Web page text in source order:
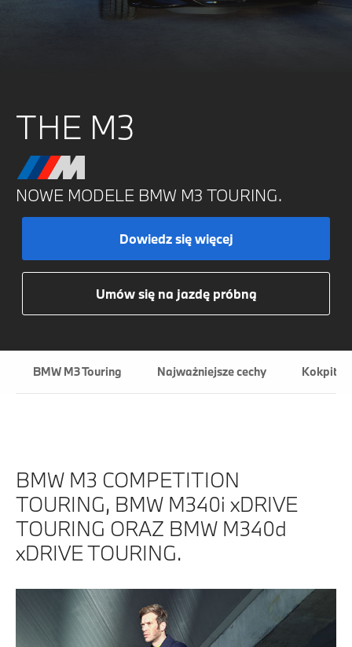
THE M3
NOWE MODELE BMW M3 TOURING.
Dowiedz się więcej
Umów się na jazdę próbną
BMW M3 Touring Najważniejsze cechy Kokpit i
BMW M3 COMPETITION
TOURING, BMW M340i xDRIVE
TOURING ORAZ BMW M340d
xDRIVE TOURING.